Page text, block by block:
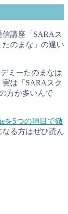
講座「SARAス
のまな」の違い
ミーたのまなは
は「SARAスク
方が多いんで
を5つの項目で徹
なる方はぜひ読ん